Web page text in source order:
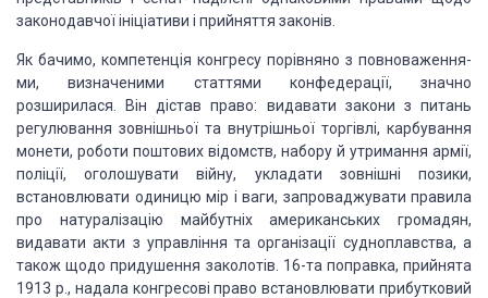
законодав­чої ініціативи і прийняття законів.
Як бачимо, компетенція конгресу порівняно з повноваження­
ми, визначеними статтями конфедерації, значно
розширилася. Він дістав право: видавати закони з питань
регулювання зовнішньої та внутрішньої торгівлі, карбування
монети, роботи поштових ві­домств, набору й утримання армії,
поліції, оголошувати війну, укладати зовнішні позики,
встановлювати одиницю мір і ваги, запроваджувати правила
про натуралізацію майбутніх американських громадян,
видавати акти з управління та організації судно­плавства, а
також щодо придушення заколотів. 16-та поправка, прийнята
1913 р., надала конгресові право встановлювати прибут­ковий